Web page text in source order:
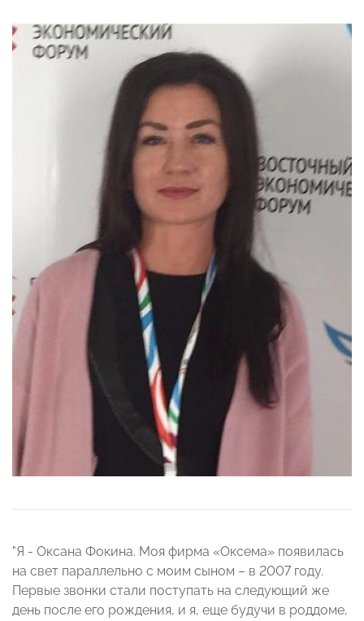
"Я - Оксана Фокина. Моя фирма «Оксема» появилась
на свет параллельно с моим сыном – в 2007 году.
Первые звонки стали поступать на следующий же
день после его рождения, и я, еще будучи в роддоме,